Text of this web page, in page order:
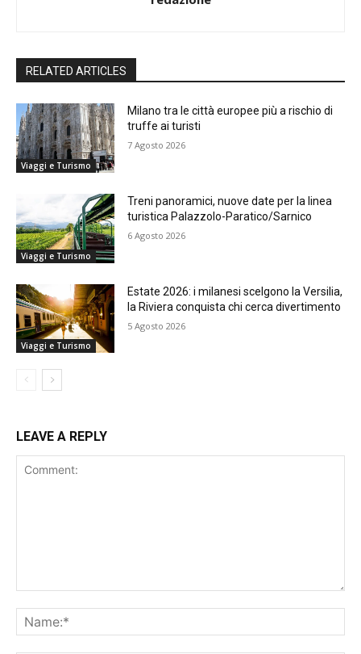
RELATED ARTICLES
Viaggi e Turismo
Milano tra le città europee più a rischio di
truffe ai turisti
7 Agosto 2026
Viaggi e Turismo
Treni panoramici, nuove date per la linea
turistica Palazzolo-Paratico/Sarnico
6 Agosto 2026
Viaggi e Turismo
Estate 2026: i milanesi scelgono la Versilia,
la Riviera conquista chi cerca divertimento
5 Agosto 2026
LEAVE A REPLY